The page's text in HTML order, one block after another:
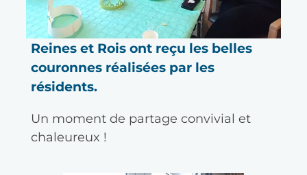
Pagneau a partagé les
traditionnelles galettes des rois !
Reines et Rois ont reçu les belles
couronnes réalisées par les
résidents.
Un moment de partage convivial et
chaleureux !